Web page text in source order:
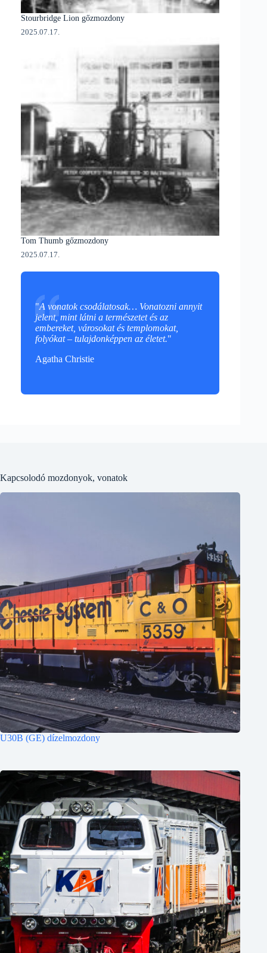
Stourbridge Lion gőzmozdony
2025.07.17.
Tom Thumb gőzmozdony
2025.07.17.
"A vonatok csodálatosak… Vonatozni annyit
jelent, mint látni a természetet és az
embereket, városokat és templomokat,
folyókat – tulajdonképpen az életet."
Agatha Christie
Kapcsolodó mozdonyok, vonatok
U30B (GE) dízelmozdony